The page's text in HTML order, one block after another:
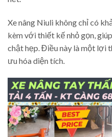
Xe nâng Niuli không chỉ có
kèm với thiết kế nhỏ gọn,
chật hẹp. Điều này là một lợi
ưu hóa diện tích.